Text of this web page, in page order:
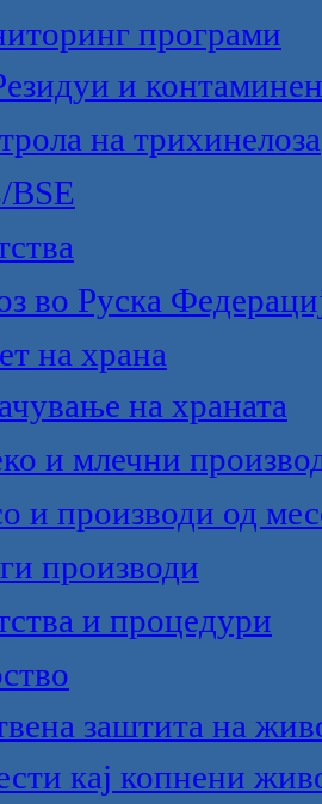
програми
и
на трихинелоза
BSE
во Руска
на храна
на храната
и млечни
и производи од
производи
и процедури
заштита на
кај копнени